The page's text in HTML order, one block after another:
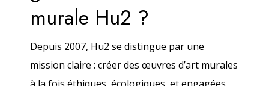
murale Hu2 ?
Depuis 2007, Hu2 se distingue par une
mission claire : créer des œuvres d’art murales